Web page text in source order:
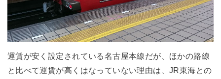
運賃が安く設定されている名古屋本線だが、ほかの路線
と比べて運賃が高くはなっていない理由は、JR東海との